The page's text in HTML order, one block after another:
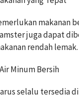
makanan
juga dapat
rendah lemak.
Minum Bersih
selalu tersedia